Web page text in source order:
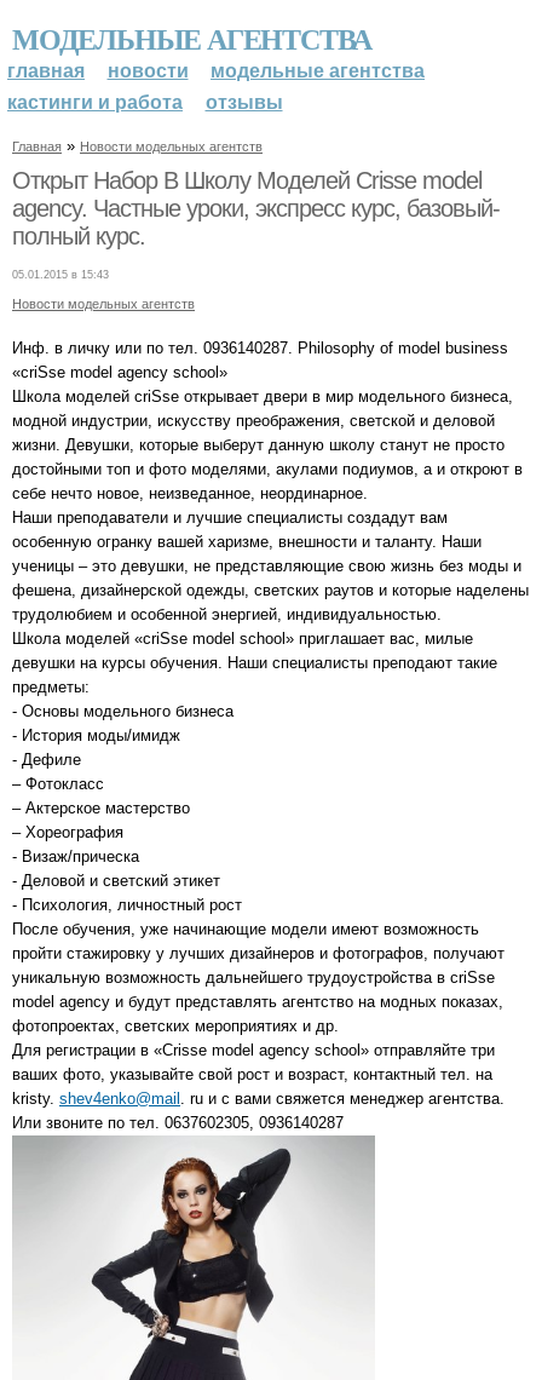
МОДЕЛЬНЫЕ АГЕНТСТВА
главная новости
модельные агентства
кастинги и работа
отзывы
Главная » Новости модельных агентств
Открыт Набор В Школу Моделей Crisse model
agency. Частные уроки, экспресс курс, базовый-
полный курс.
05.01.2015 в 15:43
Новости модельных агентств
Инф. в личку или по тел. 0936140287. Philosophy of model business
«сriSse model agency school»
Школа моделей сriSse открывает двери в мир модельного бизнеса,
модной индустрии, искусству преображения, светской и деловой
жизни. Девушки, которые выберут данную школу станут не просто
достойными топ и фото моделями, акулами подиумов, а и откроют в
себе нечто новое, неизведанное, неординарное.
Наши преподаватели и лучшие специалисты создадут вам
особенную огранку вашей харизме, внешности и таланту. Наши
ученицы – это девушки, не представляющие свою жизнь без моды и
фешена, дизайнерской одежды, светских раутов и которые наделены
трудолюбием и особенной энергией, индивидуальностью.
Школа моделей «сriSse model school» приглашает вас, милые
девушки на курсы обучения. Наши специалисты преподают такие
предметы:
- Основы модельного бизнеса
- История моды/имидж
- Дефиле
– Фотокласс
– Актерское мастерство
– Хореография
- Визаж/прическа
- Деловой и светский этикет
- Психология, личностный рост
После обучения, уже начинающие модели имеют возможность
пройти стажировку у лучших дизайнеров и фотографов, получают
уникальную возможность дальнейшего трудоустройства в сriSse
model agency и будут представлять агентство на модных показах,
фотопроектах, светских мероприятиях и др.
Для регистрации в «Сrisse model agency school» отправляйте три
ваших фото, указывайте свой рост и возраст, контактный тел. на
kristy. shev4enko@mail . ru и с вами свяжется менеджер агентства.
Или звоните по тел. 0637602305, 0936140287